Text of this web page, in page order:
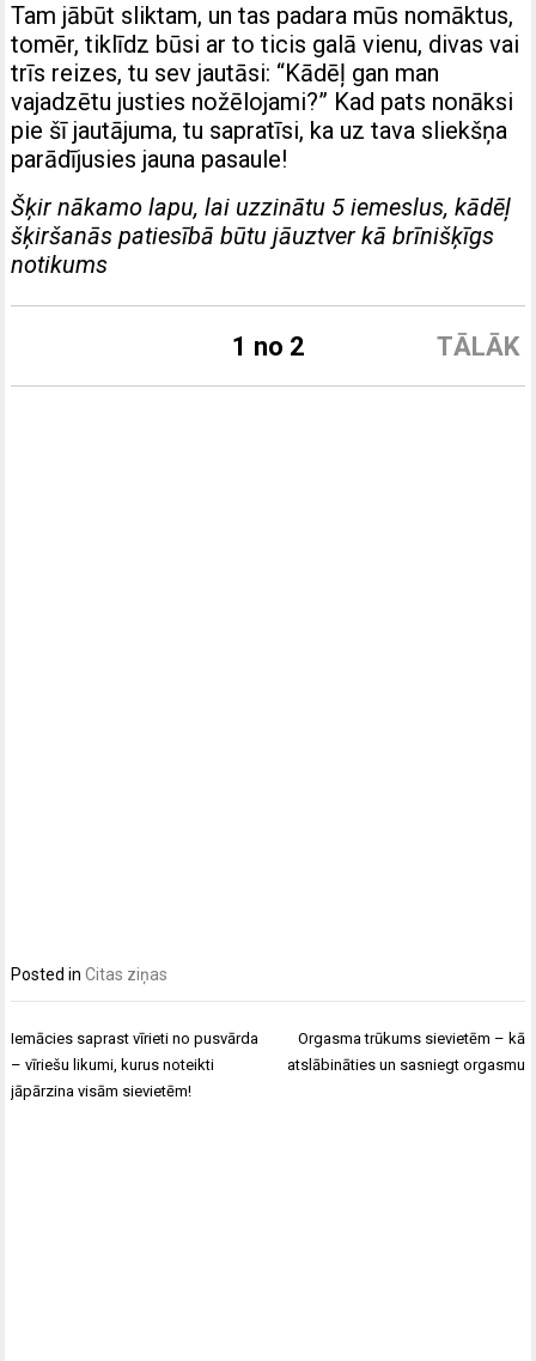
Tam jābūt sliktam, un tas padara mūs nomāktus,
tomēr, tiklīdz būsi ar to ticis galā vienu, divas vai
trīs reizes, tu sev jautāsi: “Kādēļ gan man
vajadzētu justies nožēlojami?” Kad pats nonāksi
pie šī jautājuma, tu sapratīsi, ka uz tava sliekšņa
parādījusies jauna pasaule!
Šķir nākamo lapu, lai uzzinātu 5 iemeslus, kādēļ
šķiršanās patiesībā būtu jāuztver kā brīnišķīgs
notikums
TĀLĀK
1 no 2
Posted inCitas ziņas
Post
navigation
Iemācies saprast vīrieti no pusvārda
– vīriešu likumi, kurus noteikti
jāpārzina visām sievietēm!
Orgasma trūkums sievietēm – kā
atslābināties un sasniegt orgasmu